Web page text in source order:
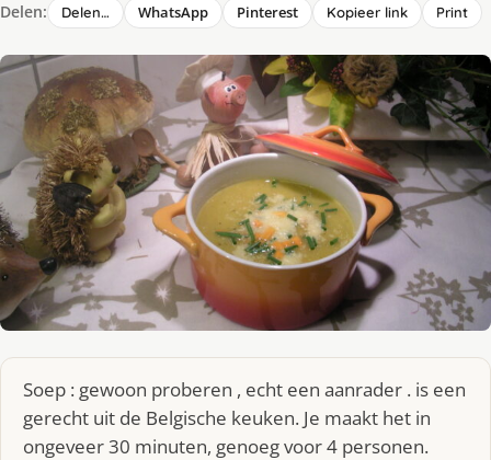
Delen: Delen… WhatsApp Pinterest Kopieer link Print
Soep : gewoon proberen , echt een aanrader . is een
gerecht uit de Belgische keuken. Je maakt het in
ongeveer 30 minuten, genoeg voor 4 personen.